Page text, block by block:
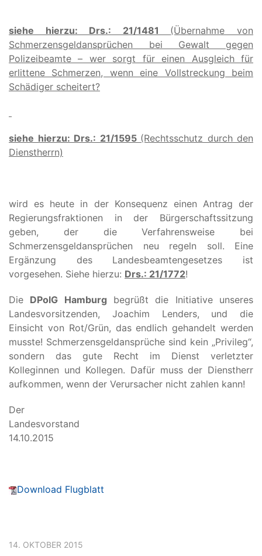
siehe hierzu: Drs.: 21/1481 (Übernahme von
Schmerzensgeldansprüchen bei Gewalt gegen
Polizeibeamte – wer sorgt für einen Ausgleich für
erlittene Schmerzen, wenn eine Vollstreckung beim
Schädiger scheitert?
siehe hierzu: Drs.: 21/1595 (Rechtsschutz durch den
Dienstherrn)
wird es heute in der Konsequenz einen Antrag der
Regierungsfraktionen in der Bürgerschaftssitzung
geben, der die Verfahrensweise bei
Schmerzensgeldansprüchen neu regeln soll. Eine
Ergänzung des Landesbeamtengesetzes ist
vorgesehen. Siehe hierzu: Drs.: 21/1772!
Die DPolG Hamburg begrüßt die Initiative unseres
Landesvorsitzenden, Joachim Lenders, und die
Einsicht von Rot/Grün, das endlich gehandelt werden
musste! Schmerzensgeldansprüche sind kein „Privileg“,
sondern das gute Recht im Dienst verletzter
Kolleginnen und Kollegen. Dafür muss der Dienstherr
aufkommen, wenn der Verursacher nicht zahlen kann!
Der
Landesvorstand
14.10.2015
Download Flugblatt
14. OKTOBER 2015